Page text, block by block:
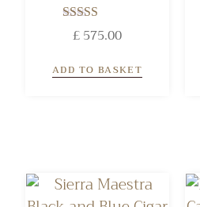
Rated
5.00
£575.00
ADD TO BASKET